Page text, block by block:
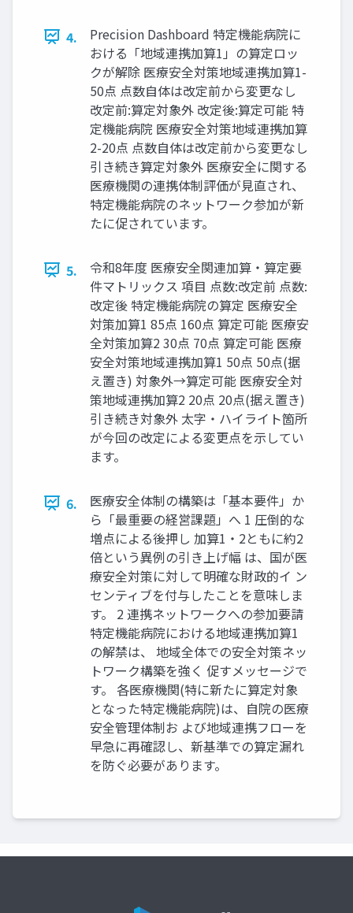
4.
Precision Dashboard 特定機能病院に
おける「地域連携加算1」の算定ロッ
クが解除 医療安全対策地域連携加算1-
50点 点数自体は改定前から変更なし
改定前:算定対象外 改定後:算定可能 特
定機能病院 医療安全対策地域連携加算
2-20点 点数自体は改定前から変更なし
引き続き算定対象外 医療安全に関する
医療機関の連携体制評価が見直され、
特定機能病院のネットワーク参加が新
たに促されています。
5.
令和8年度 医療安全関連加算・算定要
件マトリックス 項目 点数:改定前 点数:
改定後 特定機能病院の算定 医療安全
対策加算1 85点 160点 算定可能 医療安
全対策加算2 30点 70点 算定可能 医療
安全対策地域連携加算1 50点 50点(据
え置き) 対象外→算定可能 医療安全対
策地域連携加算2 20点 20点(据え置き)
引き続き対象外 太字・ハイライト箇所
が今回の改定による変更点を示してい
ます。
6.
医療安全体制の構築は「基本要件」か
ら「最重要の経営課題」へ 1 圧倒的な
増点による後押し 加算1・2ともに約2
倍という異例の引き上げ幅 は、国が医
療安全対策に対して明確な財政的イ ン
センティブを付与したことを意味しま
す。 2 連携ネットワークへの参加要請
特定機能病院における地域連携加算1
の解禁は、 地域全体での安全対策ネッ
トワーク構築を強く 促すメッセージで
す。 各医療機関(特に新たに算定対象
となった特定機能病院)は、自院の医療
安全管理体制お よび地域連携フローを
早急に再確認し、新基準での算定漏れ
を防ぐ必要があります。